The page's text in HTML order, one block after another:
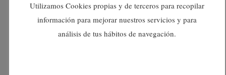
setembre 2024
Utilizamos Cookies propias y de terceros para recopilar
información para mejorar nuestros servicios y para
análisis de tus hábitos de navegación.